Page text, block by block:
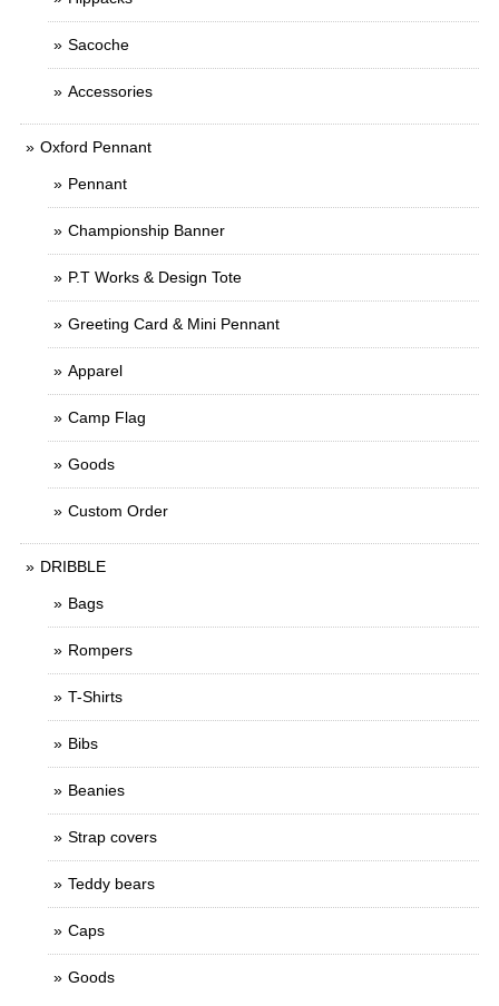
Sacoche
Accessories
Oxford Pennant
Pennant
Championship Banner
P.T Works & Design Tote
Greeting Card & Mini Pennant
Apparel
Camp Flag
Goods
Custom Order
DRIBBLE
Bags
Rompers
T-Shirts
Bibs
Beanies
Strap covers
Teddy bears
Caps
Goods